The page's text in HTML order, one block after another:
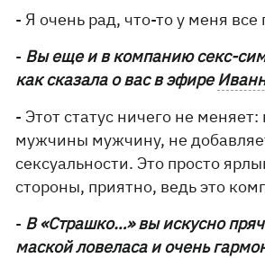
- Я очень рад, что-то у меня все
- Вы еще и в компанию секс-
как сказала о вас в эфире
- Этот статус ничего не меняет:
мужчины мужчину, не
сексуальности. Это просто
стороны, приятно, ведь это
- В «Страшко…» вы искусно
маской ловеласа и очень